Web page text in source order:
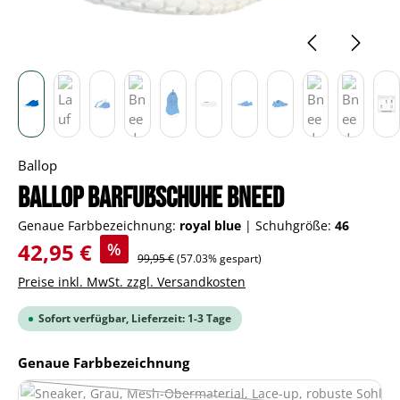
Ballop
BALLOP Barfußschuhe Bneed
Genaue Farbbezeichnung: royal blue | Schuhgröße: 46
Verkaufspreis:
42,95 € % Regulärer Preis:
99,95 €(57.03% gespart)
Preise inkl. MwSt. zzgl. Versandkosten
Sofort verfügbar, Lieferzeit: 1-3 Tage
Genaue Farbbezeichnungauswählen